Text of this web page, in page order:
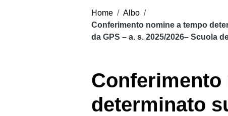
Home / Albo /
Conferimento nomine a tempo
da GPS – a. s. 2025/2026– Scuola
Conferimento
determinato